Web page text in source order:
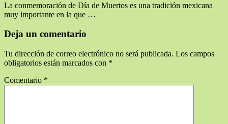
La conmemoración de Día de Muertos es una tradición mexicana
muy importante en la que …
Deja un comentario
Tu dirección de correo electrónico no será publicada. Los campos
obligatorios están marcados con *
Comentario *